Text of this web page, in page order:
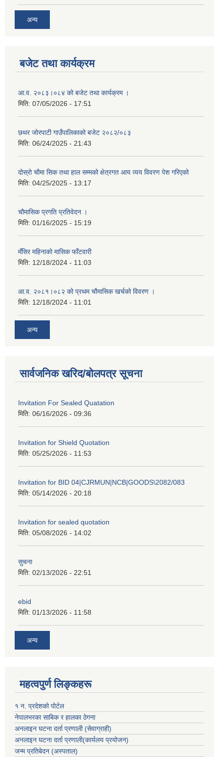
अन्य
बजेट तथा कार्यक्रम
आ.व. २०८३।०८४ को बजेट तथा कार्यक्रम ।
मिति: 07/05/2026 - 17:51
छथर जोरपाटी गाउँपालिकाको बजेट २०८२/०८३
मिति: 06/24/2025 - 21:43
दोस्रो चौमा सिक तथा हाल सम्मको क्षेत्रगत आय व्यय विवरण पेश गरिएको
मिति: 04/25/2025 - 13:17
चौमासिक प्रगति प्रतिवेदन ।
मिति: 01/16/2025 - 15:19
मँसिर महिनाको मासिक फाँटवारी
मिति: 12/18/2024 - 11:03
आ.व. २०८१।०८२ को प्रथम चौमासिक खर्चको विवरण ।
मिति: 12/18/2024 - 11:01
अन्य
सार्वजनिक खरिद/बोलपत्र सूचना
Invitation For Sealed Quatation
मिति: 06/16/2026 - 09:36
Invitation for Shield Quotation
मिति: 05/25/2026 - 11:53
Invitation for BID 04|CJRMUN|NCB|GOODS\2082/083
मिति: 05/14/2026 - 20:18
Invitation for sealed quotation
मिति: 05/08/2026 - 14:02
सुचना
मिति: 02/13/2026 - 22:51
ebid
मिति: 01/13/2026 - 11:58
अन्य
महत्वपुर्ण लिङ्कहरू
१ न. प्रदेशको पोर्टल
नेपालभरका साबिक र हालका ठेगना
अनलाइन घटना दर्ता प्रणाली (सेवाग्राही)
अनलाइन घटना दर्ता प्रणाली(कार्यलय प्रयोजन)
जन्म प्रतिबेदन (अस्पताल)